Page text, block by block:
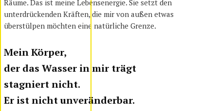
Räume. Das ist meine Lebensenergie. Sie setzt den
unterdrückenden Kräften, die mir von außen etwas
überstülpen möchten eine natürliche Grenze.
Mein Körper,
der das Wasser in mir trägt
stagniert nicht.
Er ist nicht unveränderbar.